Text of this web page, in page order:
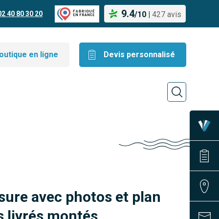
40 80 30 20 9.4/10 | 427 avis
en ligne Devis personnalisé
avec photos et plan